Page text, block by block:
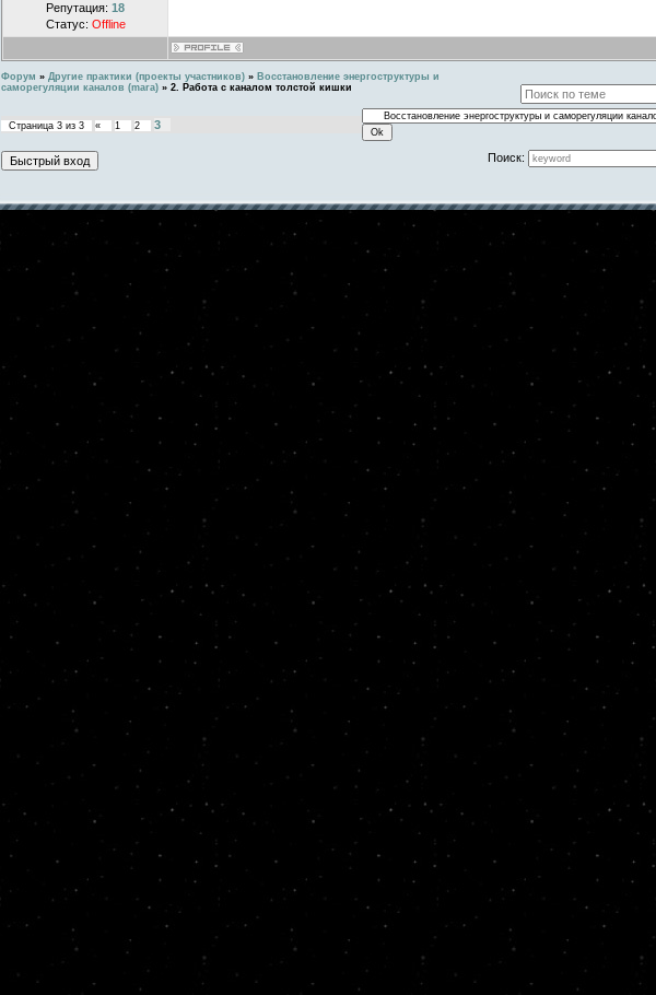
Репутация: 18
Статус: Offline
Форум » Другие практики (проекты участников) » Восстановление энергоструктуры и
саморегуляции каналов (mara) » 2. Работа с каналом толстой кишки
Страница 3 из 3 « 1 2 3
Поиск: